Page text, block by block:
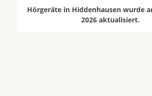
Hörgeräte in Hiddenhausen wurde
2026 aktualisiert.